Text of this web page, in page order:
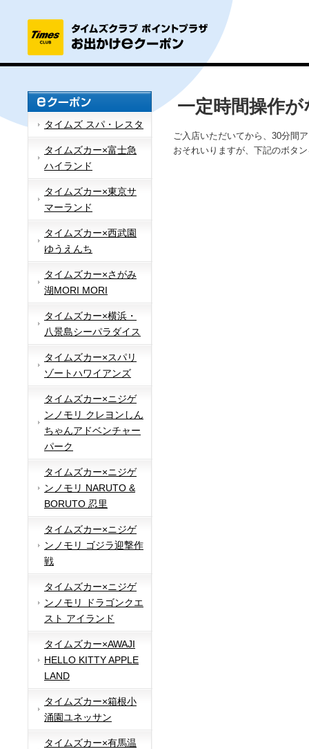
タイムズ スパ・レスタ
タイムズカー×富士急
ハイランド
タイムズカー×東京サ
マーランド
タイムズカー×西武園
ゆうえんち
タイムズカー×さがみ
湖MORI MORI
タイムズカー×横浜・
八景島シーパラダイス
タイムズカー×スパリ
ゾートハワイアンズ
タイムズカー×ニジゲ
ンノモリ クレヨンしん
ちゃんアドベンチャー
パーク
タイムズカー×ニジゲ
ンノモリ NARUTO &
BORUTO 忍里
タイムズカー×ニジゲ
ンノモリ ゴジラ迎撃作
戦
タイムズカー×ニジゲ
ンノモリ ドラゴンクエ
スト アイランド
タイムズカー×AWAJI
HELLO KITTY APPLE
LAND
タイムズカー×箱根小
涌園ユネッサン
タイムズカー×有馬温
一定時間操作
ご入店いただいてから、30分間
おそれいりますが、下記のボタ